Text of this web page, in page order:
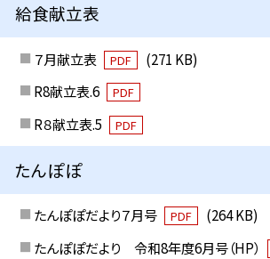
給食献立表
７月献立表 PDF
(271 KB)
R8献立表.6
PDF
R８献立表.5 PDF
たんぽぽ
たんぽぽだより７月号 PDF
(264 KB)
たんぽぽだより 令和8年度6月号（HP）